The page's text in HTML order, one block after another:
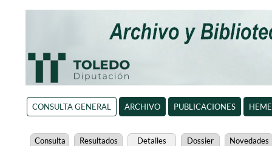
CONSULTA GENERAL ARCHIVO PUBLICACIONES
Consulta Resultados Detalles Dossier Novedades